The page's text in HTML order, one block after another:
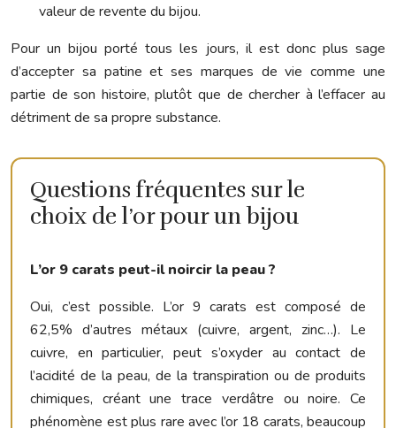
valeur de revente du bijou.
Pour un bijou porté tous les jours, il est donc plus sage
d’accepter sa patine et ses marques de vie comme une
partie de son histoire, plutôt que de chercher à l’effacer au
détriment de sa propre substance.
Questions fréquentes sur le
choix de l’or pour un bijou
L’or 9 carats peut-il noircir la peau ?
Oui, c’est possible. L’or 9 carats est composé de
62,5% d’autres métaux (cuivre, argent, zinc…). Le
cuivre, en particulier, peut s’oxyder au contact de
l’acidité de la peau, de la transpiration ou de produits
chimiques, créant une trace verdâtre ou noire. Ce
phénomène est plus rare avec l’or 18 carats, beaucoup